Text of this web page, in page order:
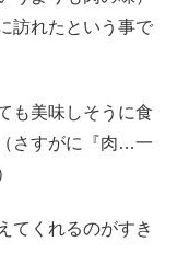
訪れたという事で
も美味しそうに食
さすがに『肉…一
てくれるのがすき